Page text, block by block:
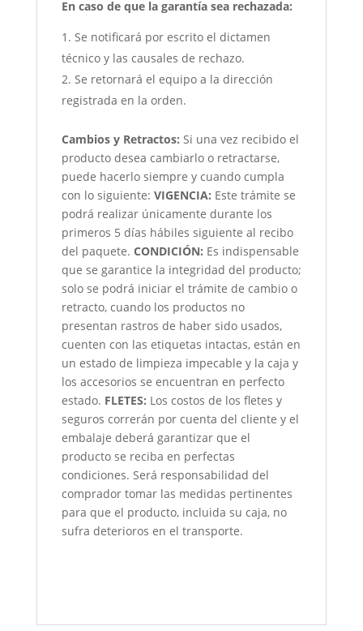
En caso de que la garantía sea rechazada:
Se notificará por escrito el dictamen
técnico y las causales de rechazo.
Se retornará el equipo a la dirección
registrada en la orden.
Cambios y Retractos: Si una vez recibido el
producto desea cambiarlo o retractarse,
puede hacerlo siempre y cuando cumpla
con lo siguiente: VIGENCIA: Este trámite se
podrá realizar únicamente durante los
primeros 5 días hábiles siguiente al recibo
del paquete. CONDICIÓN: Es indispensable
que se garantice la integridad del producto;
solo se podrá iniciar el trámite de cambio o
retracto, cuando los productos no
presentan rastros de haber sido usados,
cuenten con las etiquetas intactas, están en
un estado de limpieza impecable y la caja y
los accesorios se encuentran en perfecto
estado. FLETES: Los costos de los fletes y
seguros correrán por cuenta del cliente y el
embalaje deberá garantizar que el
producto se reciba en perfectas
condiciones. Será responsabilidad del
comprador tomar las medidas pertinentes
para que el producto, incluida su caja, no
sufra deterioros en el transporte.